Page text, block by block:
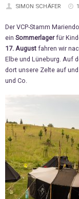
SIMON SCHÄFER
Der VCP-Stamm
ein Sommerlagerfür
17. August fahren wir
Elbe und Lüneburg. Auf
dort unsere Zelte auf
und Co.